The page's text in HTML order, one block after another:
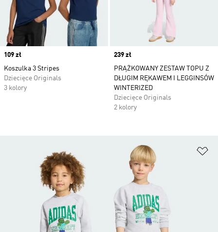
Price
109 zł
Koszulka 3 Stripes
Dziecięce Originals
3 kolory
Price
239 zł
PRĄŻKOWANY ZESTAW TOPU Z
DŁUGIM RĘKAWEM I LEGGINSÓW
WINTERIZED
Dziecięce Originals
2 kolory